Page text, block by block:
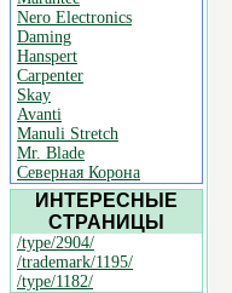
Nero Electronics
Daming
Hanspert
Carpenter
Skay
Avanti
Manuli Stretch
Mr. Blade
Северная Корона
ИНТЕРЕСНЫЕ
СТРАНИЦЫ
/type/2904/
/trademark/1195/
/type/1182/